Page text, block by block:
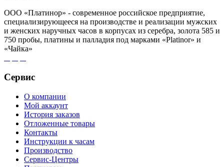
ООО «Платинор» - современное российское предприятие,
специализирующееся на производстве и реализации мужских
и женских наручных часов в корпусах из серебра, золота 585 и
750 пробы, платины и палладия под марками «Platinor» и
«Чайка»
Сервис
О компании
Мой аккаунт
История заказов
Отложенные товары
Контакты
Инструкции к часам
Производство
Сервис-Центры